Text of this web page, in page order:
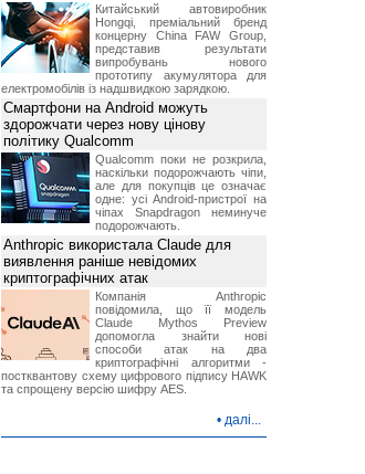
Китайський автовиробник
Hongqi, преміальний бренд
концерну China FAW Group,
представив результати
випробувань нового
прототипу акумулятора для
електромобілів із надшвидкою зарядкою.
Смартфони на Android можуть
здорожчати через нову цінову
політику Qualcomm
Qualcomm поки не розкрила,
наскільки подорожчають чіпи,
але для покупців це означає
одне: усі Android-пристрої на
чіпах Snapdragon неминуче
подорожчають.
Anthropic використала Claude для
виявлення раніше невідомих
криптографічних атак
Компанія Anthropic
повідомила, що її модель
Claude Mythos Preview
допомогла знайти нові
способи атак на два
криптографічні алгоритми -
постквантову схему цифрового підпису HAWK
та спрощену версію шифру AES.
• далі...